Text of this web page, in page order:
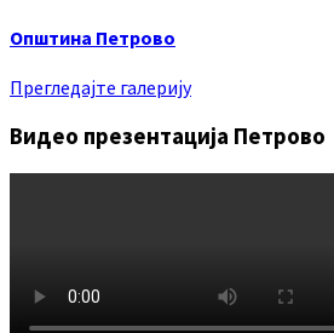
Општина Петрово
Прегледајте галерију
Видео презентација Петрово